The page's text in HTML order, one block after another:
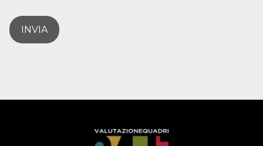
INVIA